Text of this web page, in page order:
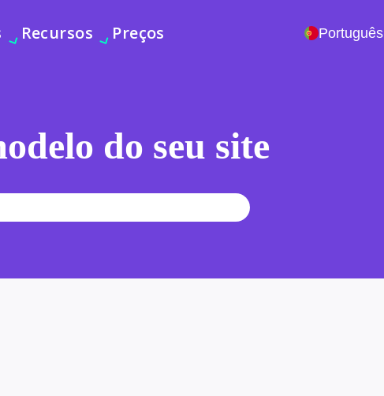
Recursos Preços Português
do seu site